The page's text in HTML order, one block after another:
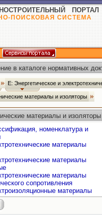
ПОРТАЛ
ПОИСКОВАЯ СИСТЕМА
в каталоге нормативных
Е: Энергетическое и
материалы и изоляторы
материалы и
номенклатура и
материалы
материалы
материалы
сопротивления
материалы